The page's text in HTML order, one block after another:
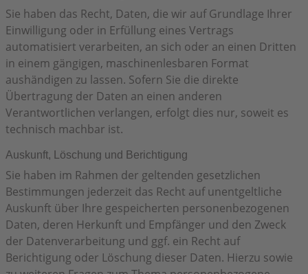
Sie haben das Recht, Daten, die wir auf Grundlage Ihrer
Einwilligung oder in Erfüllung eines Vertrags
automatisiert verarbeiten, an sich oder an einen Dritten
in einem gängigen, maschinenlesbaren Format
aushändigen zu lassen. Sofern Sie die direkte
Übertragung der Daten an einen anderen
Verantwortlichen verlangen, erfolgt dies nur, soweit es
technisch machbar ist.
Auskunft, Löschung und Berichtigung
Sie haben im Rahmen der geltenden gesetzlichen
Bestimmungen jederzeit das Recht auf unentgeltliche
Auskunft über Ihre gespeicherten personenbezogenen
Daten, deren Herkunft und Empfänger und den Zweck
der Datenverarbeitung und ggf. ein Recht auf
Berichtigung oder Löschung dieser Daten. Hierzu sowie